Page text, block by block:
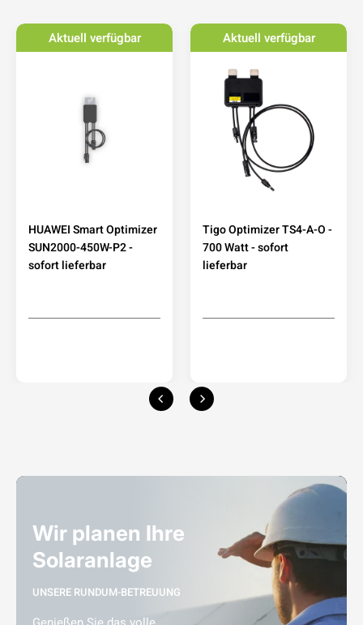
Aktuell verfügbar
HUAWEI Smart Optimizer
SUN2000-450W-P2 -
sofort lieferbar
Aktuell verfügbar
Tigo Optimizer TS4-A-O -
700 Watt - sofort
lieferbar
Wir planen Ihre
Solaranlage
UNSERE RUNDUM-BETREUUNG